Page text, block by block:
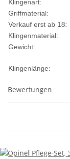
Klingenart:
Griffmaterial:
Verkauf erst ab 18:
Klingenmaterial:
Gewicht:
Klingenlänge:
Bewertungen